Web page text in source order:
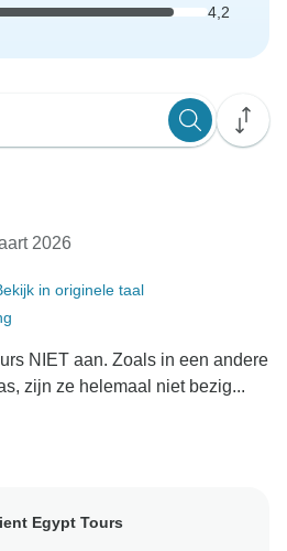
4,2
2026
in originele taal
NIET aan. Zoals in een andere
zijn ze helemaal niet bezig...
Egypt Tours